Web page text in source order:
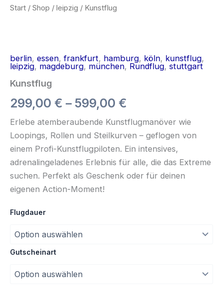
Start / Shop / leipzig / Kunstflug
berlin, essen, frankfurt, hamburg, köln, kunstflug,
leipzig, magdeburg, münchen, Rundflug, stuttgart
Kunstflug
299,00 € – 599,00 €
Erlebe atemberaubende Kunstflugmanöver wie
Loopings, Rollen und Steilkurven – geflogen von
einem Profi-Kunstflugpiloten. Ein intensives,
adrenalingeladenes Erlebnis für alle, die das Extreme
suchen. Perfekt als Geschenk oder für deinen
eigenen Action-Moment!
Flugdauer
Gutscheinart